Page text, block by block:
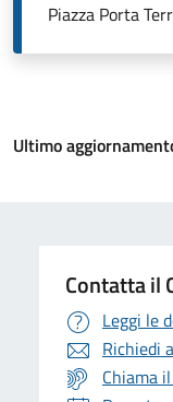
Piazza Porta
Ultimo
Contatta il
Leggi le
Richiedi
Chiama